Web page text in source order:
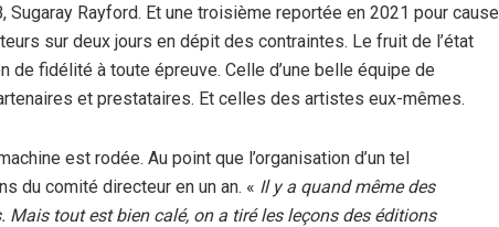
Sugaray Rayford. Et une troisième reportée en 2021 pour cause
sur deux jours en dépit des contraintes. Le fruit de l’état
de fidélité à toute épreuve. Celle d’une belle équipe de
et prestataires. Et celles des artistes eux-mêmes.
est rodée. Au point que l’organisation d’un tel
du comité directeur en un an. « Il y a quand même des
Mais tout est bien calé, on a tiré les leçons des éditions